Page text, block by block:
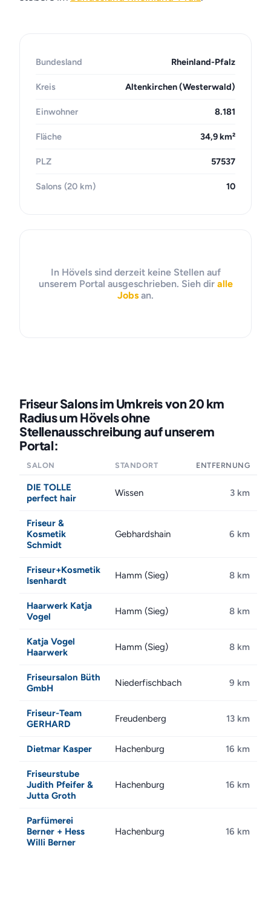
Bundesland Rheinland-Pfalz
Kreis Altenkirchen (Westerwald)
Einwohner 8.181
Fläche 34,9 km²
PLZ 57537
Salons (20 km) 10
In Hövels sind derzeit keine Stellen auf
unserem Portal ausgeschrieben. Sieh dir alle
Jobs an.
Friseur Salons im Umkreis von 20 km
Radius um Hövels ohne
Stellenausschreibung auf unserem
Portal:
SALON STANDORT ENTFERNUNG
DIE TOLLE
perfect hair
Wissen 3 km
Friseur &
Kosmetik
Schmidt
Gebhardshain 6 km
Friseur+Kosmetik
Isenhardt
Hamm (Sieg) 8 km
Haarwerk Katja
Vogel
Hamm (Sieg) 8 km
Katja Vogel
Haarwerk
Hamm (Sieg) 8 km
Friseursalon Büth
GmbH
Niederfischbach 9 km
Friseur-Team
GERHARD
Freudenberg 13 km
Dietmar Kasper Hachenburg 16 km
Friseurstube
Judith Pfeifer &
Jutta Groth
Hachenburg 16 km
Parfümerei
Berner + Hess
Willi Berner
Hachenburg 16 km